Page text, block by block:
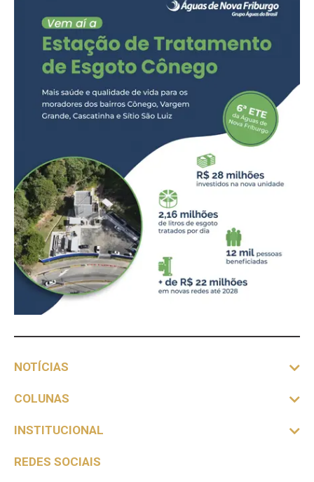
NOTÍCIAS
COLUNAS
INSTITUCIONAL
REDES SOCIAIS